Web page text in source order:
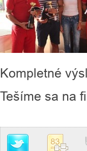
Kompletné
Tešíme sa na